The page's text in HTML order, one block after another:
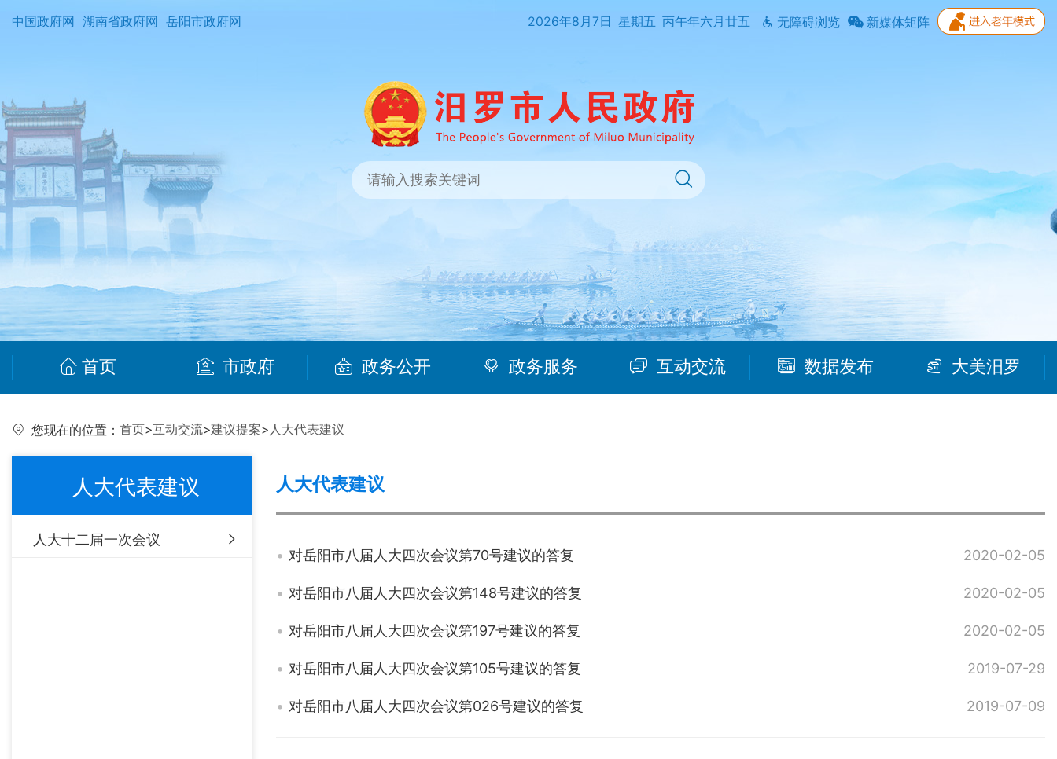
中国政府网 湖南省政府网 岳阳市政府网 2026年8月7日 星期五 丙午年六月廿五 无障碍浏览 新媒体矩阵
首页 市政府 政务公开 政务服务 互动交流 数据发布 大美汨罗
您现在的位置： 首页>互动交流>建议提案>人大代表建议
人大代表建议
人大十二届一次会议
人大代表建议
对岳阳市八届人大四次会议第70号建议的答复 2020-02-05
对岳阳市八届人大四次会议第148号建议的答复 2020-02-05
对岳阳市八届人大四次会议第197号建议的答复 2020-02-05
对岳阳市八届人大四次会议第105号建议的答复 2019-07-29
对岳阳市八届人大四次会议第026号建议的答复 2019-07-09